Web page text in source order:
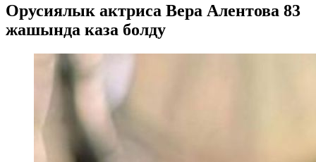
Орусиялык актриса Вера Алентова 83
жашында каза болду